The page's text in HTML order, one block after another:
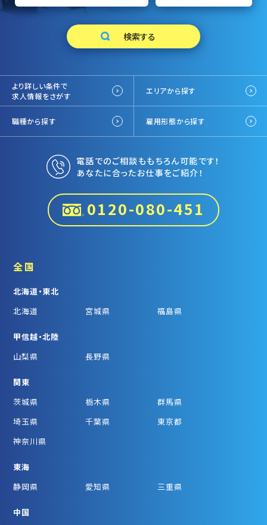
より詳しい条件で
求人情報をさがす
エリアから探す
職種から探す 雇用形態から探す
電話でのご相談ももちろん可能です！
あなたに合ったお仕事をご紹介！
0120-080-451
全国
北海道・東北
北海道
宮城県 福島県
甲信越・北陸
山梨県
長野県
関東
茨城県
栃木県
群馬県
埼玉県
千葉県
東京都
神奈川県
東海
静岡県
愛知県 三重県
中国